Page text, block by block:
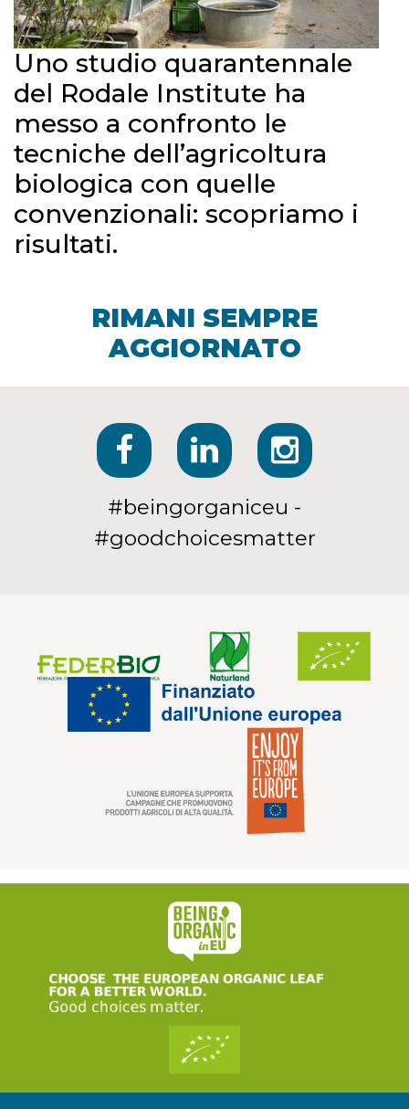
Uno studio quarantennale
del Rodale Institute ha
messo a confronto le
tecniche dell’agricoltura
biologica con quelle
convenzionali: scopriamo i
risultati.
RIMANI SEMPRE
AGGIORNATO
#beingorganiceu -
#goodchoicesmatter